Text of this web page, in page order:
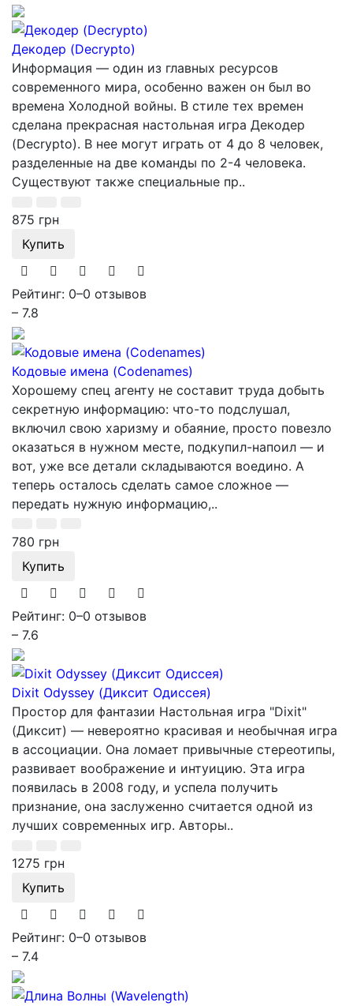
Декодер (Decrypto)
Информация — один из главных ресурсов
современного мира, особенно важен он был во
времена Холодной войны. В стиле тех времен
сделана прекрасная настольная игра Декодер
(Decrypto). В нее могут играть от 4 до 8 человек,
разделенные на две команды по 2-4 человека.
Существуют также специальные пр..
875 грн
Купить
Рейтинг: 0–0 отзывов
– 7.8
Кодовые имена (Codenames)
Хорошему спец агенту не составит труда добыть
секретную информацию: что-то подслушал,
включил свою харизму и обаяние, просто повезло
оказаться в нужном месте, подкупил-напоил — и
вот, уже все детали складываются воедино. А
теперь осталось сделать самое сложное —
передать нужную информацию,..
780 грн
Купить
Рейтинг: 0–0 отзывов
– 7.6
Dixit Odyssey (Диксит Одиссея)
Простор для фантазии Настольная игра "Dixit"
(Диксит) — невероятно красивая и необычная игра
в ассоциации. Она ломает привычные стереотипы,
развивает воображение и интуицию. Эта игра
появилась в 2008 году, и успела получить
признание, она заслуженно считается одной из
лучших современных игр. Авторы..
1275 грн
Купить
Рейтинг: 0–0 отзывов
– 7.4